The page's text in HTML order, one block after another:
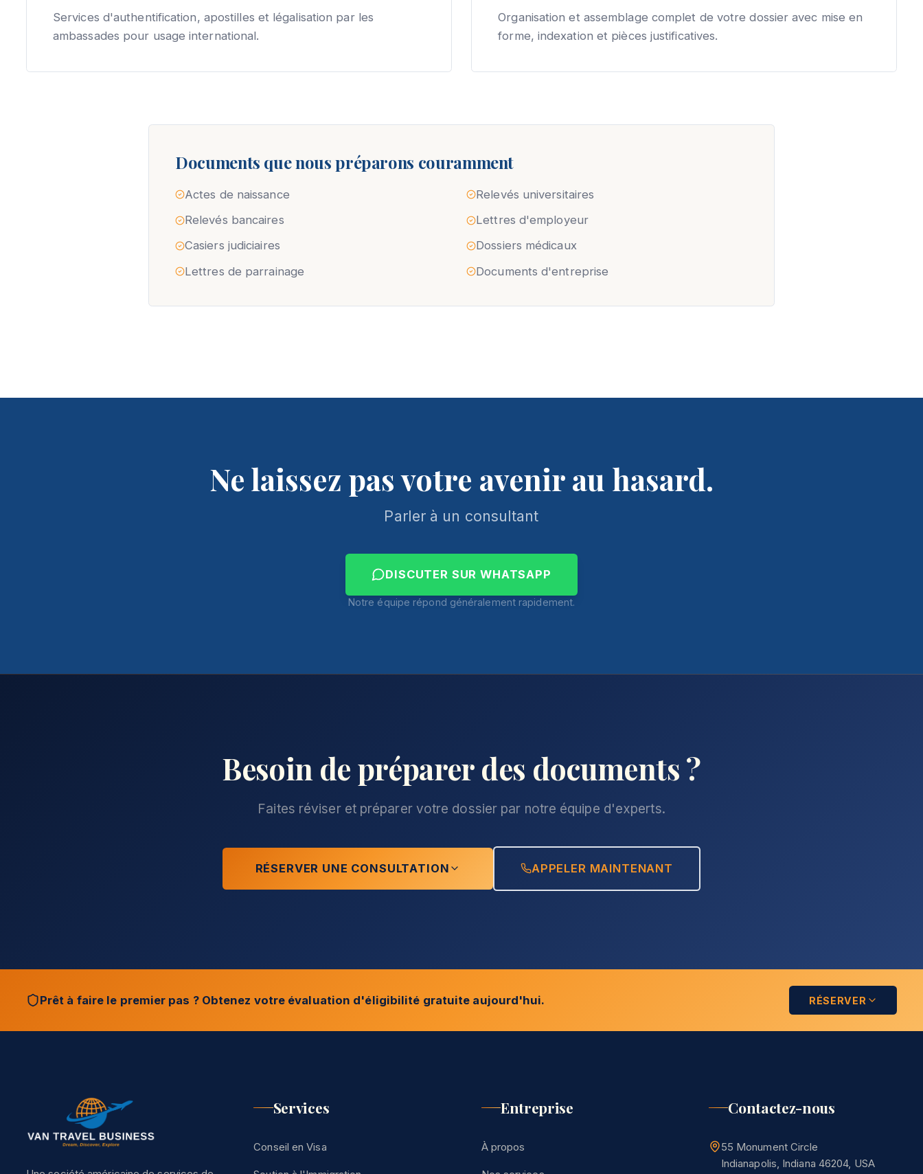
Services d'authentification, apostilles et légalisation par les
ambassades pour usage international.
Organisation et assemblage complet de votre dossier avec mise en
forme, indexation et pièces justificatives.
Documents que nous préparons couramment
Actes de naissance
Relevés universitaires
Relevés bancaires
Lettres d'employeur
Casiers judiciaires
Dossiers médicaux
Lettres de parrainage
Documents d'entreprise
Ne laissez pas votre avenir au hasard.
Parler à un consultant
DISCUTER SUR WHATSAPP
Notre équipe répond généralement rapidement.
Besoin de préparer des documents ?
Faites réviser et préparer votre dossier par notre équipe d'experts.
RÉSERVER UNE CONSULTATION APPELER MAINTENANT
Prêt à faire le premier pas ? Obtenez votre évaluation d'éligibilité gratuite aujourd'hui. RÉSERVER
Services
Conseil en Visa
Entreprise
À propos
Contactez-nous
55 Monument Circle
Indianapolis, Indiana 46204, USA